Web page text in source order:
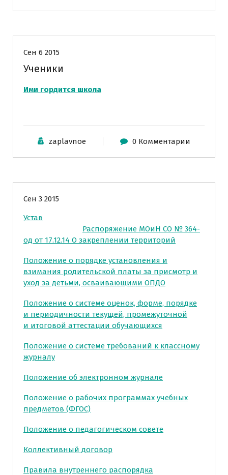
Сен 6 2015
Ученики
Ими гордится школа
zaplavnoe 0 Комментарии
Сен 3 2015
Устав
Распоряжение МОиН СО № 364-
од от 17.12.14 О закреплении территорий
Положение о порядке установления и
взимания родительской платы за присмотр и
уход за детьми, осваивающими ОПДО
Положение о системе оценок, форме, порядке
и периодичности текущей, промежуточной
и итоговой аттестации обучающихся
Положение о системе требований к классному
журналу
Положение об электронном журнале
Положение о рабочих программах учебных
предметов (ФГОС)
Положение о педагогическом совете
Коллективный договор
Правила внутреннего распорядка